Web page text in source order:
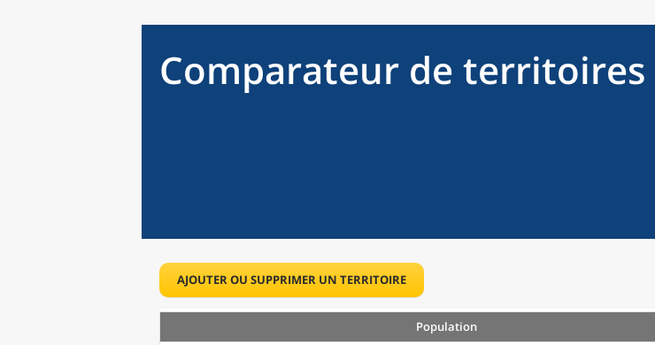
Comparateur de territoires
AJOUTER OU SUPPRIMER UN TERRITOIRE
Population